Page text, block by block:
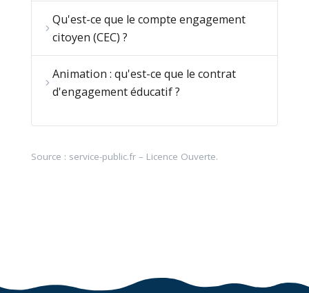
Qu'est-ce que le compte engagement
citoyen (CEC) ?
Animation : qu'est-ce que le contrat
d'engagement éducatif ?
Source : service-public.fr– Licence Ouverte.